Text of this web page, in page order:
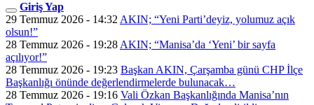
Giriş Yap
29 Temmuz 2026 - 14:32 AKIN; “Yeni Parti’deyiz, yolumuz açık
olsun!”
28 Temmuz 2026 - 19:28 AKIN; “Manisa’da ‘Yeni’ bir sayfa
açılıyor!”
28 Temmuz 2026 - 19:23 Başkan AKIN, Çarşamba günü CHP İlçe
Başkanlığı önünde değerlendirmelerde bulunacak…
28 Temmuz 2026 - 19:16 Vali Özkan Başkanlığında Manisa’nın